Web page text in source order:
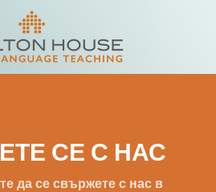
СЕ С НАС
да се свържете с нас в